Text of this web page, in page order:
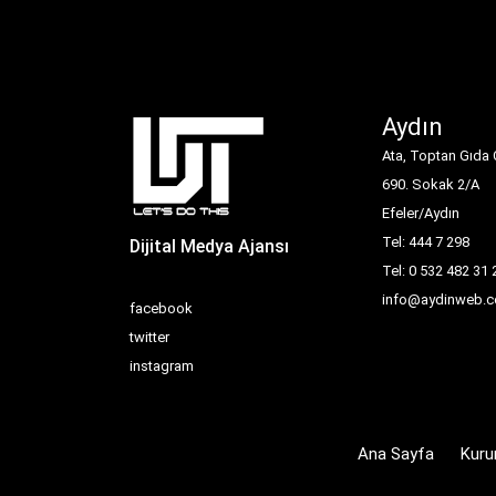
Dijital Medya Ajansı
facebook
twitter
instagram
Aydın
Ata, Toptan Gıda
690. Sokak 2/A
Efeler/Aydın
Tel: 444 7 298
Tel: 0 532 482 31
Ana Sayfa